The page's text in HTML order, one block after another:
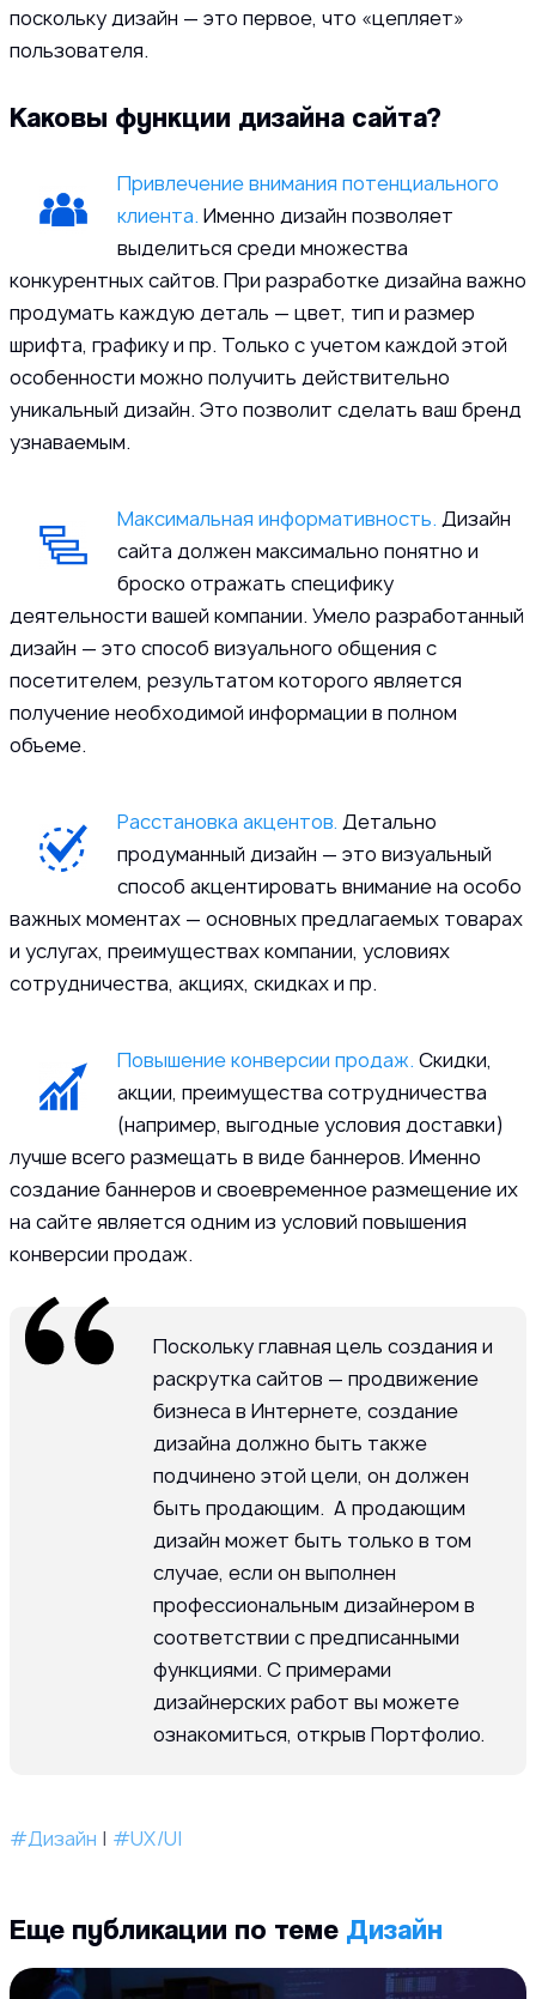
поскольку дизайн — это первое, что «цепляет»
пользователя.
Каковы функции дизайна сайта?
Привлечение внимания потенциального
клиента. Именно дизайн позволяет
выделиться среди множества
конкурентных сайтов. При разработке дизайна важно
продумать каждую деталь — цвет, тип и размер
шрифта, графику и пр. Только с учетом каждой этой
особенности можно получить действительно
уникальный дизайн. Это позволит сделать ваш бренд
узнаваемым.
Максимальная информативность. Дизайн
сайта должен максимально понятно и
броско отражать специфику
деятельности вашей компании. Умело разработанный
дизайн — это способ визуального общения с
посетителем, результатом которого является
получение необходимой информации в полном
объеме.
Расстановка акцентов. Детально
продуманный дизайн — это визуальный
способ акцентировать внимание на особо
важных моментах — основных предлагаемых товарах
и услугах, преимуществах компании, условиях
сотрудничества, акциях, скидках и пр.
Повышение конверсии продаж. Скидки,
акции, преимущества сотрудничества
(например, выгодные условия доставки)
лучше всего размещать в виде баннеров. Именно
создание баннеров и своевременное размещение их
на сайте является одним из условий повышения
конверсии продаж.
Поскольку главная цель создания и
раскрутка сайтов — продвижение
бизнеса в Интернете, создание
дизайна должно быть также
подчинено этой цели, он должен
быть продающим. А продающим
дизайн может быть только в том
случае, если он выполнен
профессиональным дизайнером в
соответствии с предписанными
функциями. С примерами
дизайнерских работ вы можете
ознакомиться, открыв Портфолио.
#Дизайн | #UX/UI
Еще публикации по теме Дизайн